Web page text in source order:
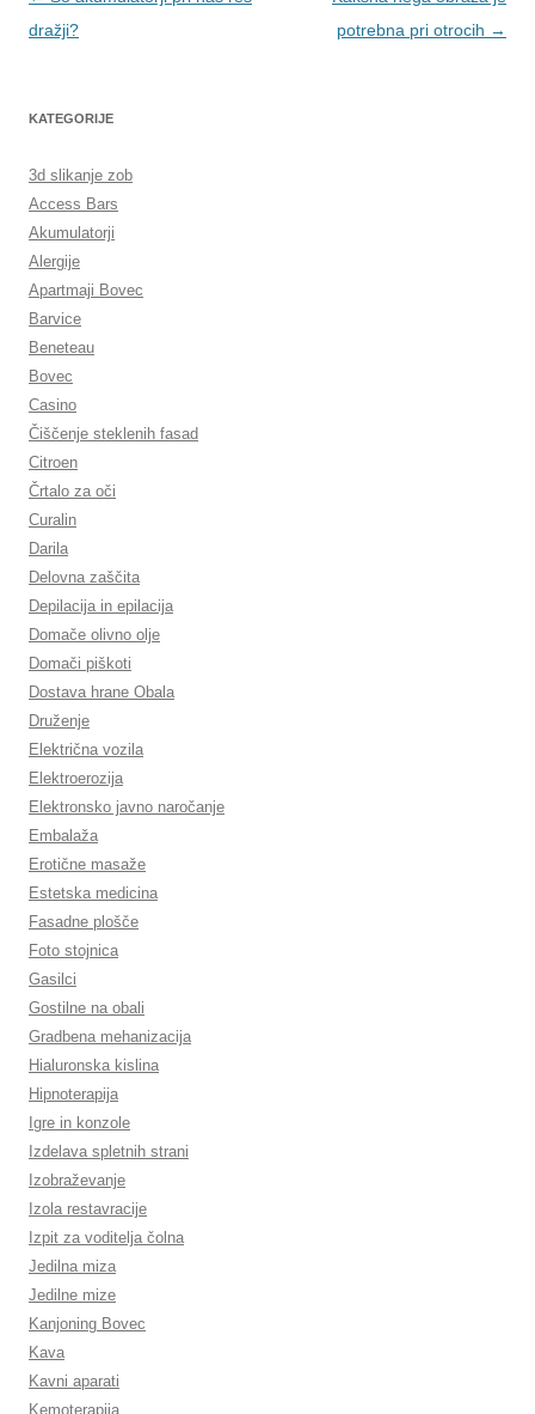
po
dražji?
potrebna pri otrocih →
KATEGORIJE
3d slikanje zob
Access Bars
Akumulatorji
Alergije
Apartmaji Bovec
Barvice
Beneteau
Bovec
Casino
Čiščenje steklenih fasad
Citroen
Črtalo za oči
Curalin
Darila
Delovna zaščita
Depilacija in epilacija
Domače olivno olje
Domači piškoti
Dostava hrane Obala
Druženje
Električna vozila
Elektroerozija
Elektronsko javno naročanje
Embalaža
Erotične masaže
Estetska medicina
Fasadne plošče
Foto stojnica
Gasilci
Gostilne na obali
Gradbena mehanizacija
Hialuronska kislina
Hipnoterapija
Igre in konzole
Izdelava spletnih strani
Izobraževanje
Izola restavracije
Izpit za voditelja čolna
Jedilna miza
Jedilne mize
Kanjoning Bovec
Kava
Kavni aparati
Kemoterapija